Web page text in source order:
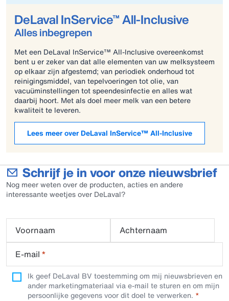
DeLaval InService™ All-Inclusive
Alles inbegrepen
Met een DeLaval InService™ All-Inclusive overeenkomst
bent u er zeker van dat alle elementen van uw melksysteem
op elkaar zijn afgestemd; van periodiek onderhoud tot
reinigingsmiddel, van tepelvoeringen tot olie, van
vacuüminstellingen tot speendesinfectie en alles wat
daarbij hoort. Met als doel meer melk van een betere
kwaliteit te leveren.
Lees meer over DeLaval InService™ All-Inclusive
Schrijf je in voor onze nieuwsbrief
Nog meer weten over de producten, acties en andere
interessante weetjes over DeLaval?
Voornaam
Achternaam
E-mail *
Ik geef DeLaval BV toestemming om mij nieuwsbrieven en
ander marketingmateriaal via e-mail te sturen en om mijn
persoonlijke gegevens voor dit doel te verwerken.